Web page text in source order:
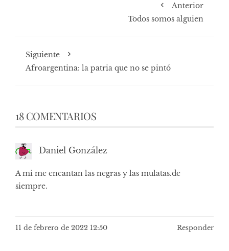
Anterior
Todos somos alguien
Siguiente
Afroargentina: la patria que no se pintó
18 COMENTARIOS
Daniel González
A mi me encantan las negras y las mulatas.de
siempre.
11 de febrero de 2022 12:50 Responder